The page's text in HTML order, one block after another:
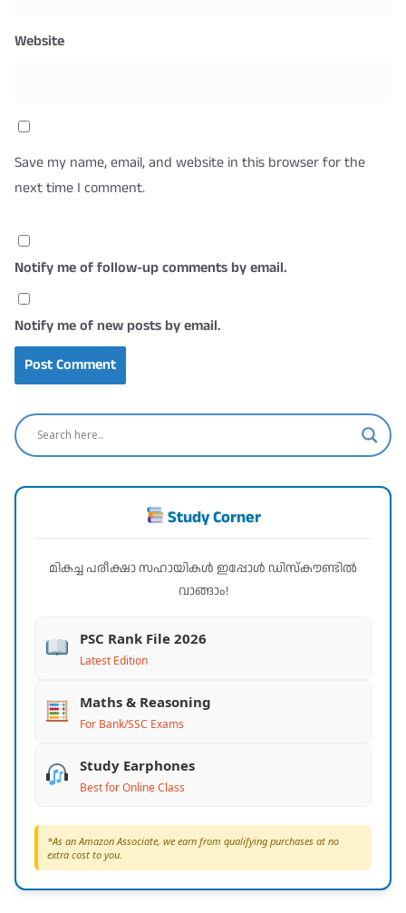
Website
Save my name, email, and website in this browser for the
next time I comment.
Notify me of follow-up comments by email.
Notify me of new posts by email.
Study Corner
മികച്ച പരീക്ഷാ സഹായികൾ ഇപ്പോൾ ഡിസ്കൗണ്ടിൽ
വാങ്ങാം!
PSC Rank File 2026
Latest Edition
Maths & Reasoning
For Bank/SSC Exams
Study Earphones
Best for Online Class
*As an Amazon Associate, we earn from qualifying purchases at no
extra cost to you.